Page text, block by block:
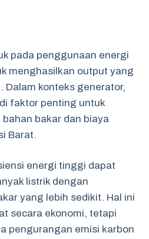
pada penggunaan energi
menghasilkan output yang
Dalam konteks generator,
faktor penting untuk
bakar dan biaya
Barat.
energi tinggi dapat
listrik dengan
yang lebih sedikit. Hal ini
secara ekonomi, tetapi
pengurangan emisi karbon